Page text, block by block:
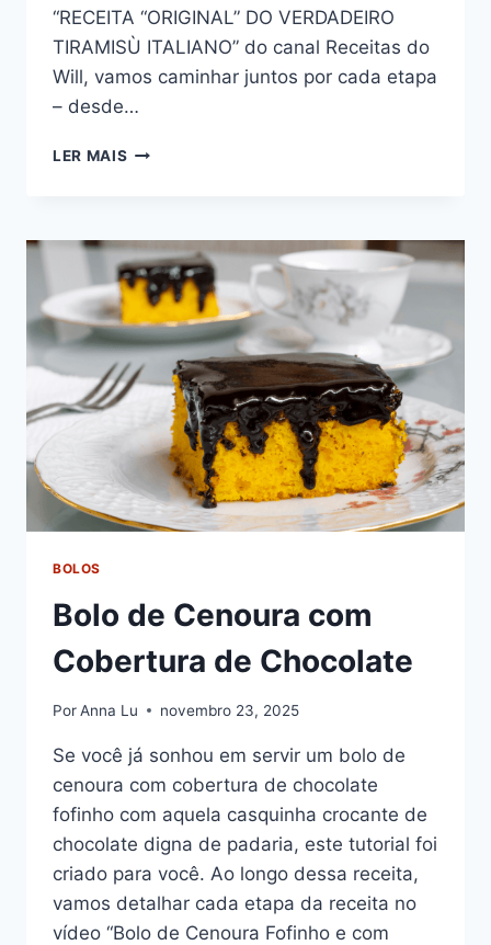
“RECEITA “ORIGINAL” DO VERDADEIRO
TIRAMISÙ ITALIANO” do canal Receitas do
Will, vamos caminhar juntos por cada etapa
– desde…
LER MAIS TIRAMISU
FAZER
ESSA
DELICIOSA
SOBREMESA
BOLOS
Bolo de Cenoura com
Cobertura de Chocolate
PorAnna Lu novembro 23, 2025
Se você já sonhou em servir um bolo de
cenoura com cobertura de chocolate
fofinho com aquela casquinha crocante de
chocolate digna de padaria, este tutorial foi
criado para você. Ao longo dessa receita,
vamos detalhar cada etapa da receita no
vídeo “Bolo de Cenoura Fofinho e com